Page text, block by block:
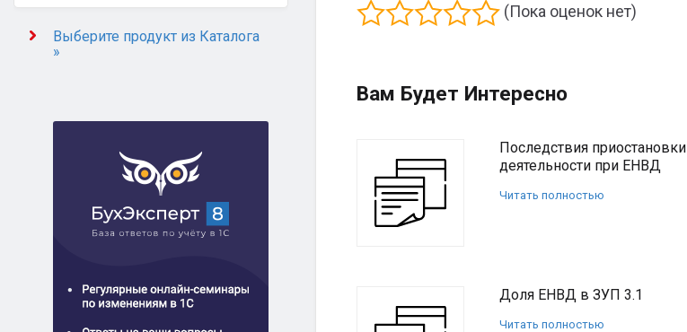
(Пока оценок нет)
Вам Будет Интересно
Последствия приостановки
деятельности при ЕНВД
Читать полностью
Доля ЕНВД в ЗУП 3.1
Читать полностью
Выберите продукт из Каталога
»